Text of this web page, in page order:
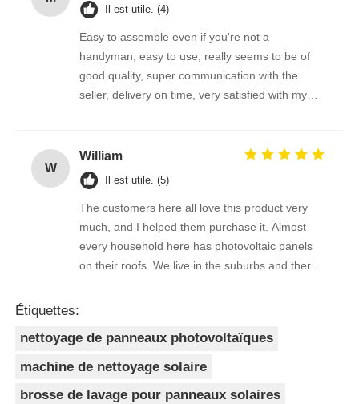
Il est utile. (4)
Easy to assemble even if you're not a
handyman, easy to use, really seems to be of
good quality, super communication with the
seller, delivery on time, very satisfied with my
W
William
Il est utile. (5)
The customers here all love this product very
much, and I helped them purchase it. Almost
every household here has photovoltaic panels
on their roofs. We live in the suburbs and there
Étiquettes:
nettoyage de panneaux photovoltaïques
machine de nettoyage solaire
brosse de lavage pour panneaux solaires